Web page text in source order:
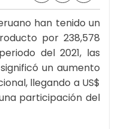
han tenido un
por 238,578
del 2021, las
un aumento
llegando a US$
participación del